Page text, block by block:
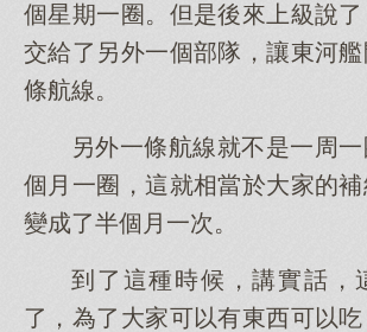
個星期一圈。但是後來上級說
交給了另外一個部隊，讓東河
條航線。
另外一條航線就不是一周
個月一圈，這就相當於大家的
變成了半個月一次。
到了這種時候，講實話，
了，為了大家可以有東西可以